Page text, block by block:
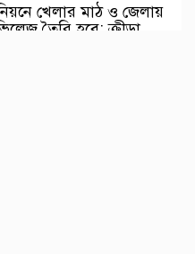
খেলার মাঠ ও জেলায়
তৈরি হবে: ক্রীড়া